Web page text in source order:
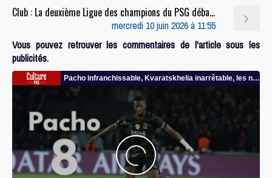
Club : La deuxième Ligue des champions du PSG débarque au Parc des Princes
mercredi 10 juin 2026 à 11:55
Vous pouvez retrouver les commentaires de l'article sous les
publicités.